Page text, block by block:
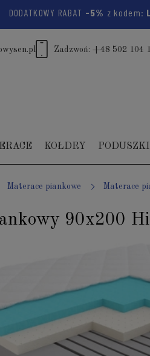
DODATKOWY RABAT -5% z kodem:
Zadzwoń: +48 502 104
KOŁDRY PODUSZKI
Materace piankowe Materace
90x200